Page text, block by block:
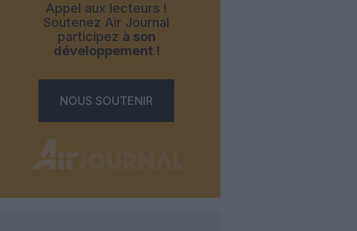
Appel aux lecteurs !
Soutenez Air Journal
participez à son
développement !
NOUS SOUTENIR